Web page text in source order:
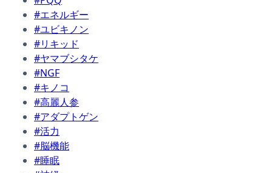
#エネルギー
#ユビキノン
#リキッド
#ヤマブシタケ
#NGF
#キノコ
#高麗人参
#アダプトゲン
#活力
#脳機能
#睡眠